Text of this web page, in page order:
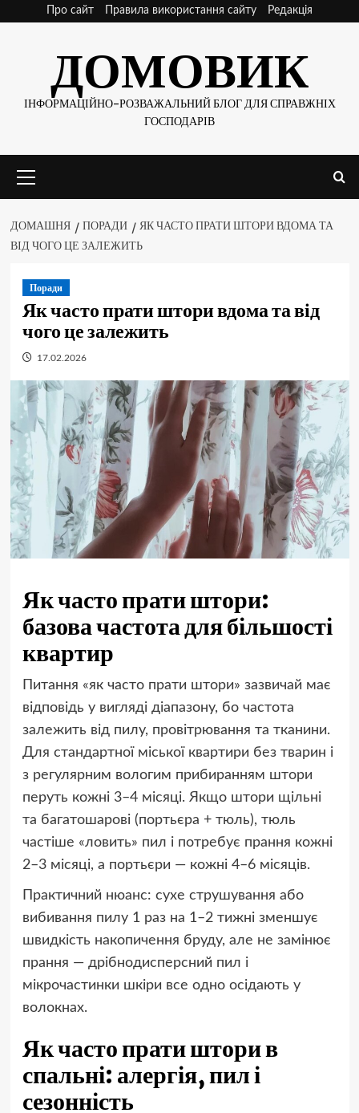
Про сайт Правила використання сайту Редакція
ДОМОВИК
ІНФОРМАЦІЙНО-РОЗВАЖАЛЬНИЙ БЛОГ ДЛЯ СПРАВЖНІХ
ГОСПОДАРІВ
меню
ДОМАШНЯ ПОРАДИ
ЯК ЧАСТО ПРАТИ ШТОРИ ВДОМА ТА
ВІД ЧОГО ЦЕ ЗАЛЕЖИТЬ
Поради
Як часто прати штори вдома та від
чого це залежить
17.02.2026
Як часто прати штори:
базова частота для більшості
квартир
Питання «як часто прати штори» зазвичай має
відповідь у вигляді діапазону, бо частота
залежить від пилу, провітрювання та тканини.
Для стандартної міської квартири без тварин і
з регулярним вологим прибиранням штори
перуть кожні 3–4 місяці. Якщо штори щільні
та багатошарові (портьєра + тюль), тюль
частіше «ловить» пил і потребує прання кожні
2–3 місяці, а портьєри — кожні 4–6 місяців.
Практичний нюанс: сухе струшування або
вибивання пилу 1 раз на 1–2 тижні зменшує
швидкість накопичення бруду, але не замінює
прання — дрібнодисперсний пил і
мікрочастинки шкіри все одно осідають у
волокнах.
Як часто прати штори в
спальні: алергія, пил і
сезонність